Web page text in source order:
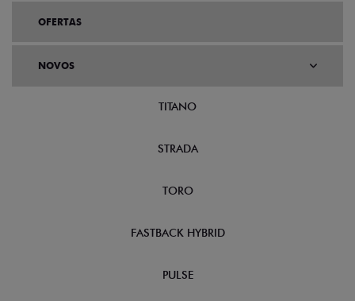
OFERTAS
NOVOS
TITANO
STRADA
TORO
FASTBACK HYBRID
PULSE